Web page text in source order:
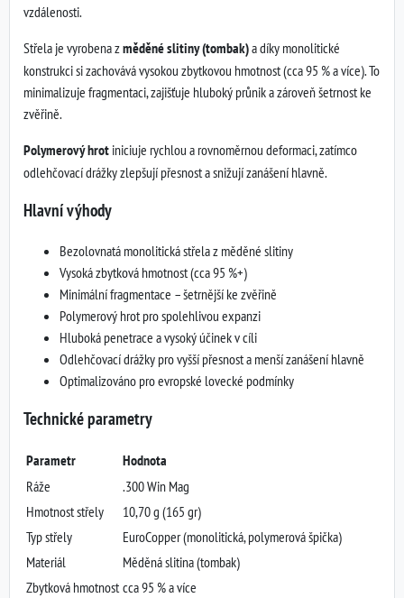
vzdálenosti.
Střela je vyrobena změděné slitiny (tombak)a díky monolitické
konstrukci si zachovává vysokou zbytkovou hmotnost (cca 95 % a více). To
minimalizuje fragmentaci, zajišťuje hluboký průnik a zároveň šetrnost ke
zvěřině.
Polymerový hrot iniciuje rychlou a rovnoměrnou deformaci, zatímco
odlehčovací drážky zlepšují přesnost a snižují zanášení hlavně.
Hlavní výhody
Bezolovnatá monolitická střela z měděné slitiny
Vysoká zbytková hmotnost (cca 95 %+)
Minimální fragmentace – šetrnější ke zvěřině
Polymerový hrot pro spolehlivou expanzi
Hluboká penetrace a vysoký účinek v cíli
Odlehčovací drážky pro vyšší přesnost a menší zanášení hlavně
Optimalizováno pro evropské lovecké podmínky
Technické parametry
Parametr Hodnota
Ráže
.300 Win Mag
Hmotnost střely
10,70 g (165 gr)
Typ střely
EuroCopper (monolitická, polymerová špička)
Materiál
Měděná slitina (tombak)
Zbytková hmotnost cca 95 % a více